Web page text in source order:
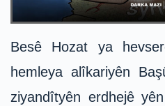
Besê Hozat ya
hemleya alîkariyên
ziyandîtyên erdhejê